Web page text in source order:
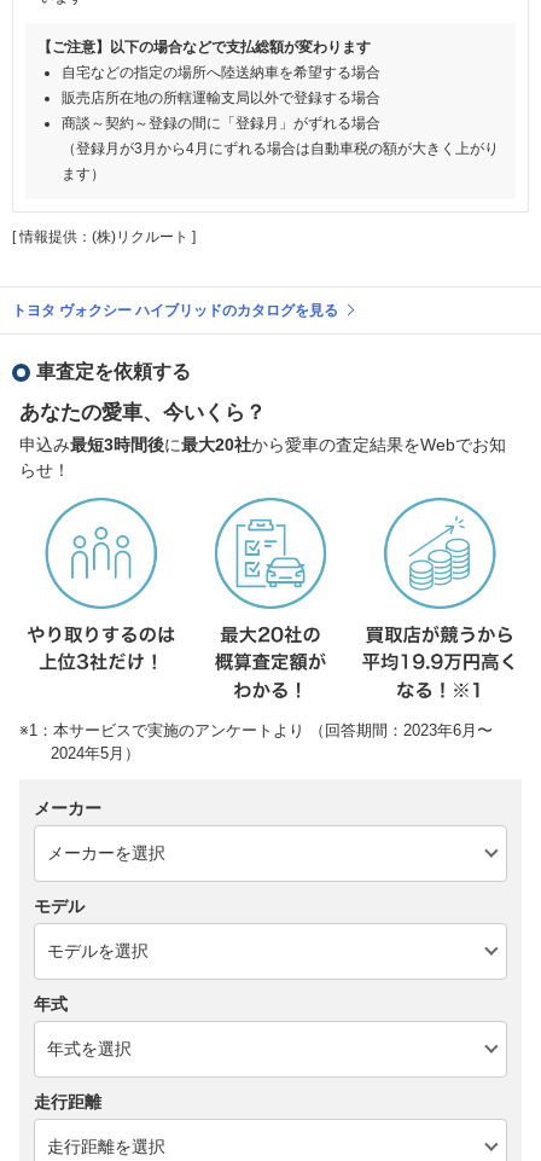
【ご注意】以下の場合などで支払総額が変わります
自宅などの指定の場所へ陸送納車を希望する場合
販売店所在地の所轄運輸支局以外で登録する場合
商談～契約～登録の間に「登録月」がずれる場合
（登録月が3月から4月にずれる場合は自動車税の額が大きく上がり
ます）
[ 情報提供：(株)リクルート ]
トヨタ ヴォクシー ハイブリッドのカタログを見る
車査定を依頼する
あなたの愛車、今いくら？
申込み最短3時間後に最大20社から愛車の査定結果をWebでお知
らせ！
※1：本サービスで実施のアンケートより （回答期間：2023年6月〜
2024年5月）
メーカー
モデル
年式
走行距離